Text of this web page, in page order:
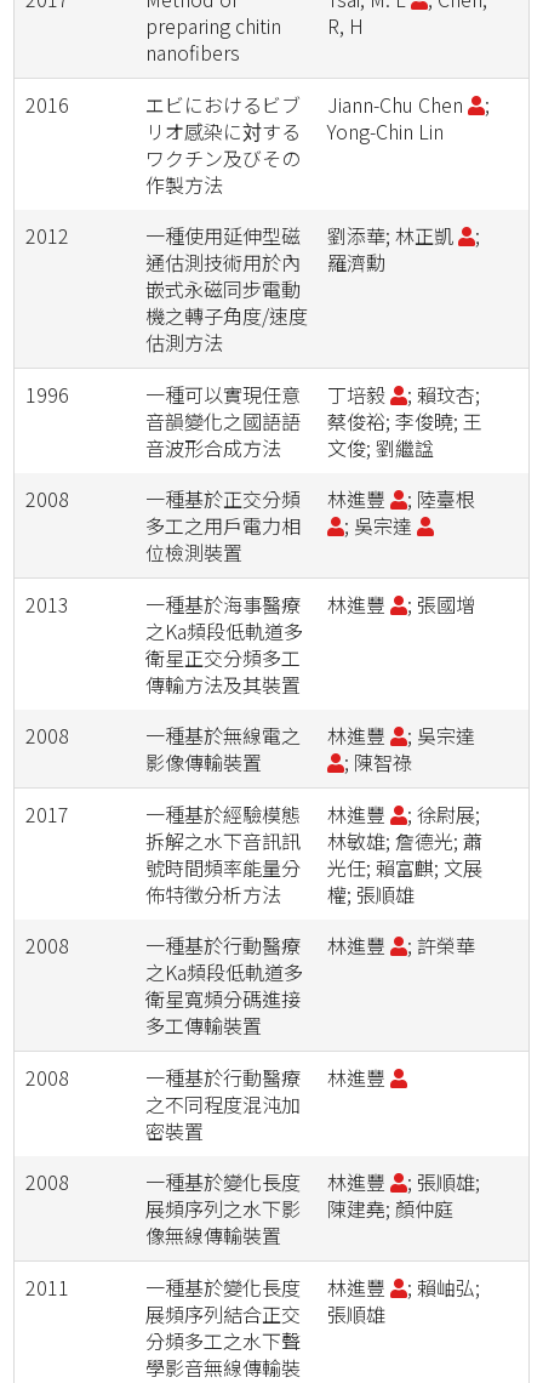
preparing chitin
nanofibers
R, H
2016
エビにおけるビブ
リオ感染に対する
ワクチン及びその
作製方法
Jiann-Chu Chen
;
Yong-Chin Lin
2012
一種使用延伸型磁
通估測技術用於內
嵌式永磁同步電動
機之轉子角度/速度
估測方法
劉添華; 林正凱
;
羅濟勳
1996
一種可以實現任意
音韻變化之國語語
音波形合成方法
丁培毅
; 賴玟杏;
蔡俊裕; 李俊曉; 王
文俊; 劉繼諡
2008
一種基於正交分頻
多工之用戶電力相
位檢測裝置
林進豐
; 陸臺根
; 吳宗達
2013
一種基於海事醫療
之Ka頻段低軌道多
衛星正交分頻多工
傳輸方法及其裝置
林進豐 ; 張國增
2008
一種基於無線電之
影像傳輸裝置
林進豐
; 吳宗達
; 陳智祿
2017
一種基於經驗模態
拆解之水下音訊訊
號時間頻率能量分
佈特徵分析方法
林進豐
; 徐尉展;
林敏雄; 詹德光; 蕭
光任; 賴富麒; 文展
權; 張順雄
2008
一種基於行動醫療
之Ka頻段低軌道多
衛星寬頻分碼進接
多工傳輸裝置
林進豐 ; 許榮華
2008
一種基於行動醫療
之不同程度混沌加
密裝置
林進豐
2008
一種基於變化長度
展頻序列之水下影
像無線傳輸裝置
林進豐
; 張順雄;
陳建堯; 顏仲庭
2011
一種基於變化長度
展頻序列結合正交
分頻多工之水下聲
學影音無線傳輸裝
林進豐
; 賴岫弘;
張順雄